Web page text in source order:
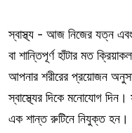
স্বাস্থ্য - আজ নিজের যত্ন
বা শান্তিপূর্ণ হাঁটার মত
আপনার শরীরের প্রয়োজন
স্বাস্থ্যের দিকে মনোযোগ
এক শান্ত রুটিনে নিযুক্ত হন।